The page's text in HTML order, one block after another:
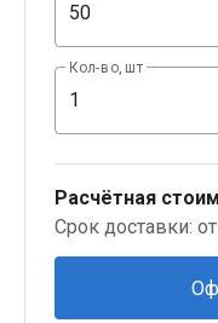
Кол-во, шт
Расчётная
Срок доставки: